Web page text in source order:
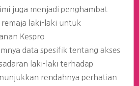
juga menjadi penghambat
laki-laki untuk
Kespro
data spesifik tentang akses
laki-laki terhadap
rendahnya perhatian